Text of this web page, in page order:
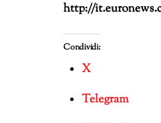
http://
Condividi:
X
Telegram